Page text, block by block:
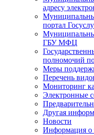
адресу
портал
ГБУ МФЦ
полномочий
Меры
Перечень
Мониторинг
Электронные
Другая
Новости
Информация о